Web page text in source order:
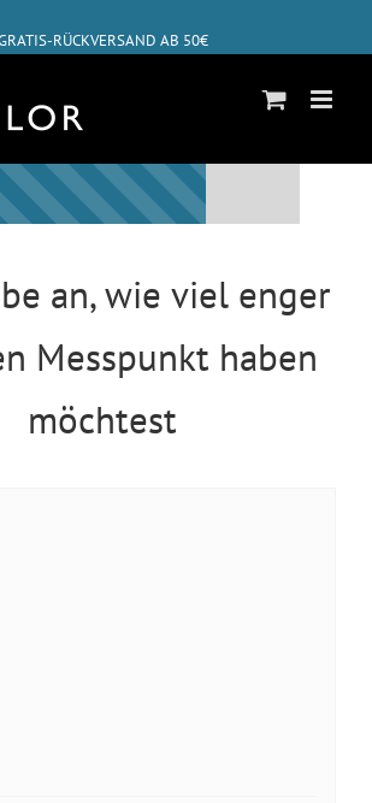
GRATIS-RÜCKVERSAND AB 50€
BEI DIR ZUHAUSE MÖGLICH
an, wie viel enger
Messpunkt haben
möchtest